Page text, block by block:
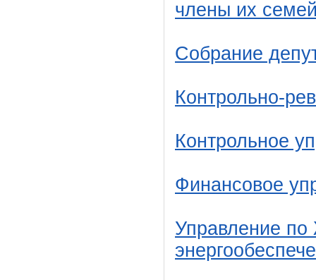
члены их
Собрание
Контрольно-
Контрольное
Финансовое
Управление по